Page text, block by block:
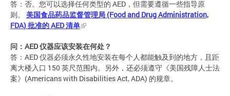
答：否。您可以选择任何类型的 AED，但需要遵循一些指导原
则。
美国食品药品监督管理局 (Food and Drug Administration,
FDA)批准的AED清单
问： AED仪器应该安装在何处？
答：AED 仪器必须永久性地安装在每个人都能触及到的地方，且距
离大楼入口 150 英尺范围内。另外，还必须遵守《美国残障人士法
案》(Americans with Disabilities Act, ADA) 的规章。